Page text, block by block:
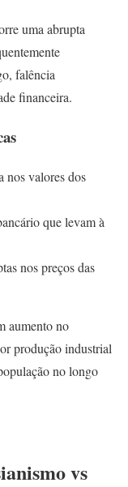
uma abrupta
falência
financeira.
nos valores dos
que levam à
nos preços das
aumento no
produção industrial
no longo
vs